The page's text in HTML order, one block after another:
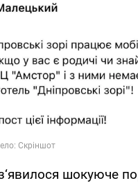
шокуюче